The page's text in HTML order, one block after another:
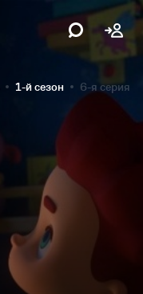
1-й сезон 6-я серия